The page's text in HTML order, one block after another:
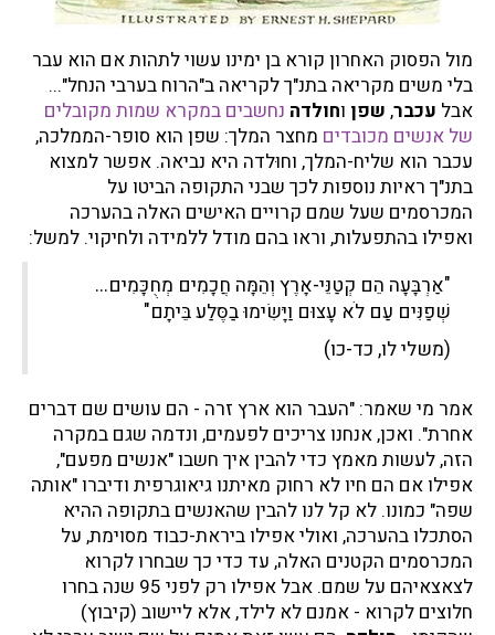
מול הפסוק האחרון קורא בן ימינו עשוי לתהות אם הוא עבר
בלי משים מקריאה בתנ"ך לקריאה ב"הרוח בערבי הנחל"...
אבל עכבר, שפן וחולדה נחשבים במקרא שמות מקובלים
של אנשים מכובדים מחצר המלך: שפן הוא סופר-הממלכה,
עכבר הוא שליח-המלך, וחוּלדה היא נביאה. אפשר למצוא
בתנ"ך ראיות נוספות לכך שבני התקופה הביטו על
המכרסמים שעל שמם קרויים האישים האלה בהערכה
ואפילו בהתפעלות, וראו בהם מודל ללמידה ולחיקוי. למשל:
"אַרְבָּעָה הֵם קְטַנֵּי-אָרֶץ וְהֵמָּה חֲכָמִים מְחֻכָּמִים...
שְׁפַנִּים עַם לֹא עָצוּם וַיָּשִׂימוּ בַסֶּלַע בֵּיתָם"
(משלי לו, כד-כו)
אמר מי שאמר: "העבר הוא ארץ זרה - הם עושים שם דברים
אחרת". ואכן, אנחנו צריכים לפעמים, ונדמה שגם במקרה
הזה, לעשות מאמץ כדי להבין איך חשבו "אנשים מפעם",
אפילו אם הם חיו לא רחוק מאיתנו גיאוגרפית ודיברו "אותה
שפה" כמונו. לא קל לנו להבין שהאנשים בתקופה ההיא
הסתכלו בהערכה, ואולי אפילו ביראת-כבוד מסוימת, על
המכרסמים הקטנים האלה, עד כדי כך שבחרו לקרוא
לצאצאיהם על שמם. אבל אפילו רק לפני 95 שנה בחרו
חלוצים לקרוא - אמנם לא לילד, אלא ליישוב (קיבוץ)